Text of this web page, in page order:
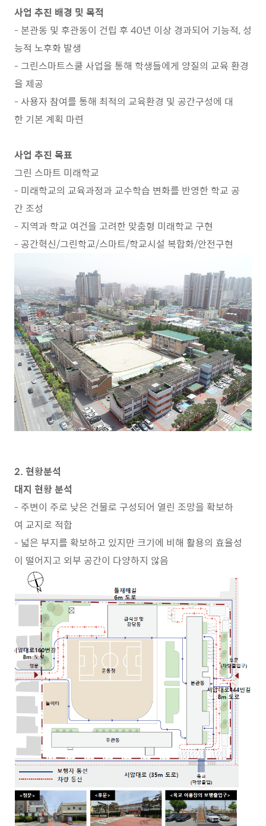
사업 추진 배경 및 목적
- 본관동 및 후관동이 건립 후 40년 이상 경과되어 기능적, 성
능적 노후화 발생
- 그린스마트스쿨 사업을 통해 학생들에게 양질의 교육 환경
을 제공
- 사용자 참여를 통해 최적의 교육환경 및 공간구성에 대
한 기본 계획 마련
사업 추진 목표
그린 스마트 미래학교
- 미래학교의 교육과정과 교수학습 변화를 반영한 학교 공
간 조성
- 지역과 학교 여건을 고려한 맞춤형 미래학교 구현
- 공간혁신/그린학교/스마트/학교시설 복합화/안전구현
2. 현황분석
대지 현황 분석
- 주변이 주로 낮은 건물로 구성되어 열린 조망을 확보하
여 교지로 적합
- 넓은 부지를 확보하고 있지만 크기에 비해 활용의 효율성
이 떨어지고 외부 공간이 다양하지 않음